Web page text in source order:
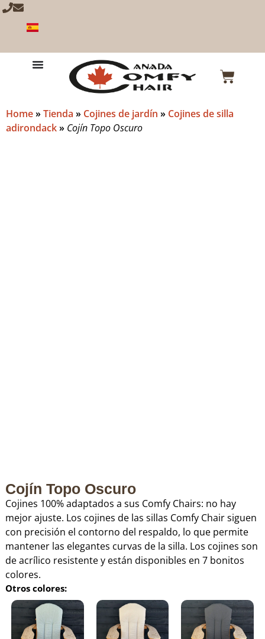
Home»Tienda » Cojines de jardín » Cojines de silla
adirondack» Cojín Topo Oscuro
Cojín Topo Oscuro
Cojines 100% adaptados a sus Comfy Chairs: no hay
mejor ajuste. Los cojines de las sillas Comfy Chair siguen
con precisión el contorno del respaldo, lo que permite
mantener las elegantes curvas de la silla. Los cojines son
de acrílico resistente y están disponibles en 7 bonitos
colores.
Otros colores: